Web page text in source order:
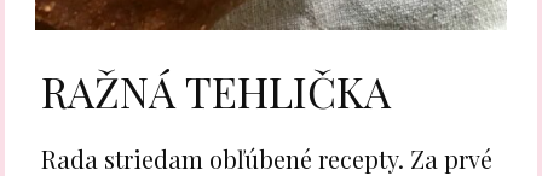
RAŽNÁ TEHLIČKA
Rada striedam obľúbené recepty. Za prvé